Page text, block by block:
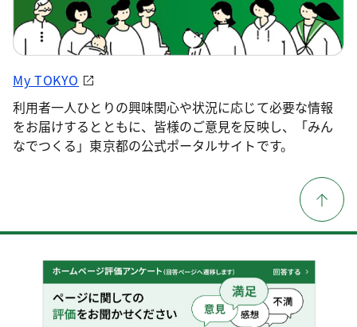
My TOKYO
利用者一人ひとりの興味関心や状況に応じて必要な情報
をお届けするとともに、皆様のご意見を反映し、「みん
なでつくる」東京都の公式ポータルサイトです。